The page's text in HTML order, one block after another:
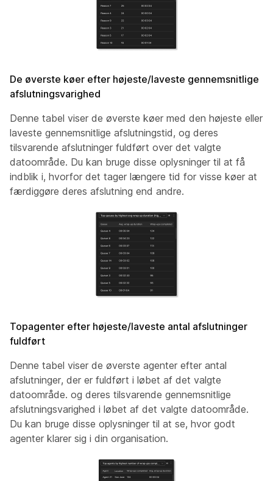
De øverste køer efter højeste/laveste gennemsnitlige
afslutningsvarighed
Denne tabel viser de øverste køer med den højeste eller
laveste gennemsnitlige afslutningstid, og deres
tilsvarende afslutninger fuldført over det valgte
datoområde. Du kan bruge disse oplysninger til at få
indblik i, hvorfor det tager længere tid for visse køer at
færdiggøre deres afslutning end andre.
Topagenter efter højeste/laveste antal afslutninger
fuldført
Denne tabel viser de øverste agenter efter antal
afslutninger, der er fuldført i løbet af det valgte
datoområde. og deres tilsvarende gennemsnitlige
afslutningsvarighed i løbet af det valgte datoområde.
Du kan bruge disse oplysninger til at se, hvor godt
agenter klarer sig i din organisation.